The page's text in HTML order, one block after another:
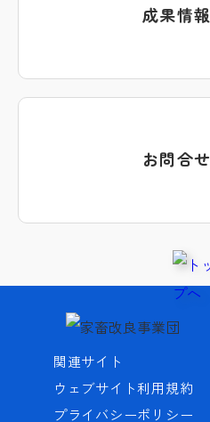
成果情報
お問合せ
関連サイト
ウェブサイト利用規約
プライバシーポリシー